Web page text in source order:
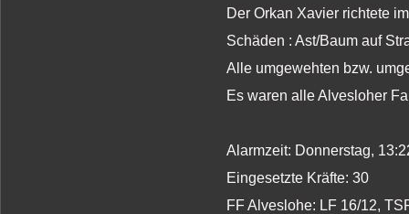
Der Orkan Xavier richtete
Schäden : Ast/Baum auf
Alle umgewehten bzw.
Es waren alle Alvesloher
Alarmzeit: Donnerstag,
Eingesetzte Kräfte: 30
FF Alveslohe: LF 16/12,